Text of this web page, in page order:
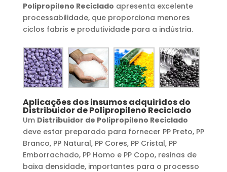
Polipropileno Reciclado apresenta excelente
processabilidade, que proporciona menores
ciclos fabris e produtividade para a indústria.
Aplicações dos insumos adquiridos do
Distribuidor de Polipropileno Reciclado
Um Distribuidor de Polipropileno Reciclado
deve estar preparado para fornecer PP Preto, PP
Branco, PP Natural, PP Cores, PP Cristal, PP
Emborrachado, PP Homo e PP Copo, resinas de
baixa densidade, importantes para o processo